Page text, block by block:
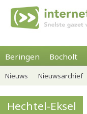
Beringen Bocholt
Nieuws Nieuwsarchief
Hechtel-Eksel